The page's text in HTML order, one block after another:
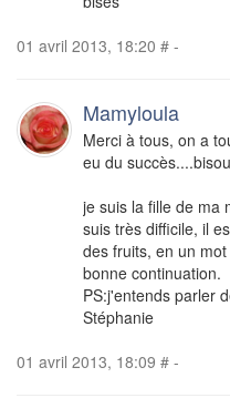
01 avril 2013, 18:20 # -
Mamyloula
Merci à tous, on a
eu du
je suis la fille de ma
suis très difficile, il
des fruits, en un
bonne continuation.
PS:j'entends parler
Stéphanie
01 avril 2013, 18:09 # -